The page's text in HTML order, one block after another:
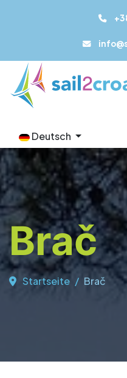
Deutsch
Brač
Startseite Brač